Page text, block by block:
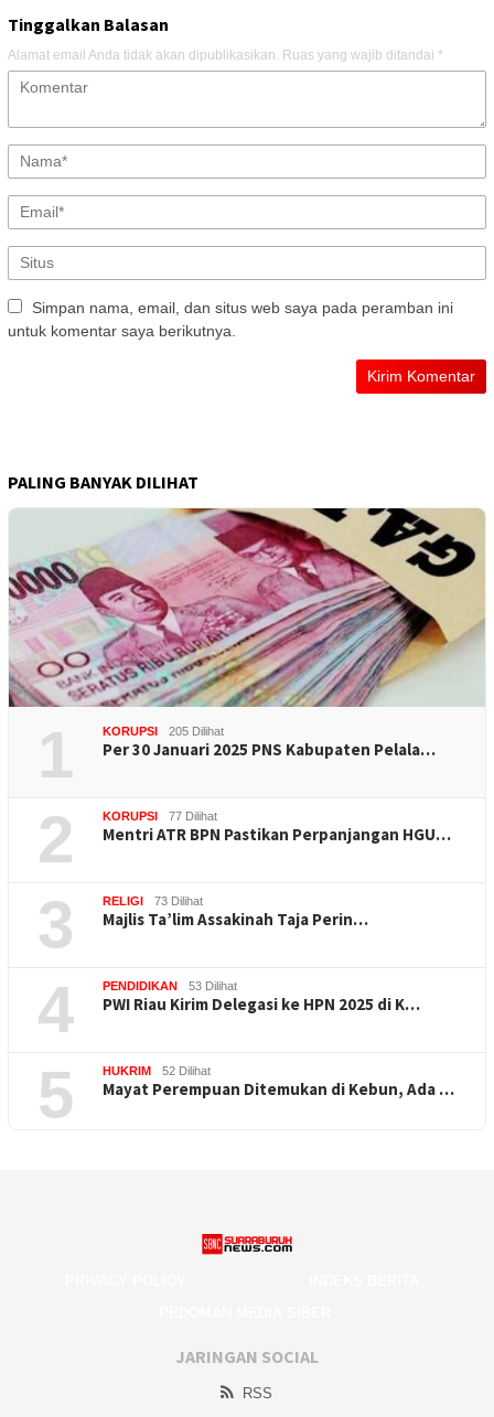
Tinggalkan Balasan
Alamat email Anda tidak akan dipublikasikan. Ruas yang wajib ditandai *
Simpan nama, email, dan situs web saya pada peramban ini
untuk komentar saya berikutnya.
PALING BANYAK DILIHAT
1 KORUPSI 205 Dilihat
Per 30 Januari 2025 PNS Kabupaten Pelala…
2 KORUPSI 77 Dilihat
Mentri ATR BPN Pastikan Perpanjangan HGU…
3 RELIGI 73 Dilihat
Majlis Ta’lim Assakinah Taja Perin…
4 PENDIDIKAN 53 Dilihat
PWI Riau Kirim Delegasi ke HPN 2025 di K…
5 HUKRIM 52 Dilihat
Mayat Perempuan Ditemukan di Kebun, Ada …
JARINGAN SOCIAL
RSS